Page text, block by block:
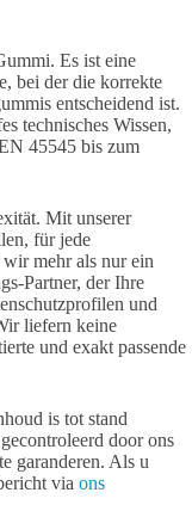
Es ist eine
bei der die korrekte
entscheidend ist.
technisches Wissen,
45545 bis zum
Mit unserer
für jede
mehr als nur ein
Partner, der Ihre
und
liefern keine
und exakt passende
is tot stand
door ons
garanderen. Als u
via ons